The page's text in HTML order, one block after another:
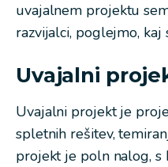
uvajalnem projektu
razvijalci, poglejmo, kaj
Uvajalni
Uvajalni projekt je
spletnih rešitev,
projekt je poln nalog, s